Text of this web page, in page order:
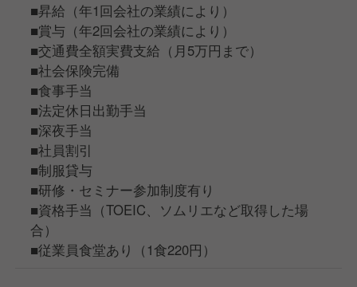
■昇給（年1回会社の業績により）
■賞与（年2回会社の業績により）
■交通費全額実費支給（月5万円まで）
■社会保険完備
■食事手当
■法定休日出勤手当
■深夜手当
■社員割引
■制服貸与
■研修・セミナー参加制度有り
■資格手当（TOEIC、ソムリエなど取得した場
合）
■従業員食堂あり（1食220円）